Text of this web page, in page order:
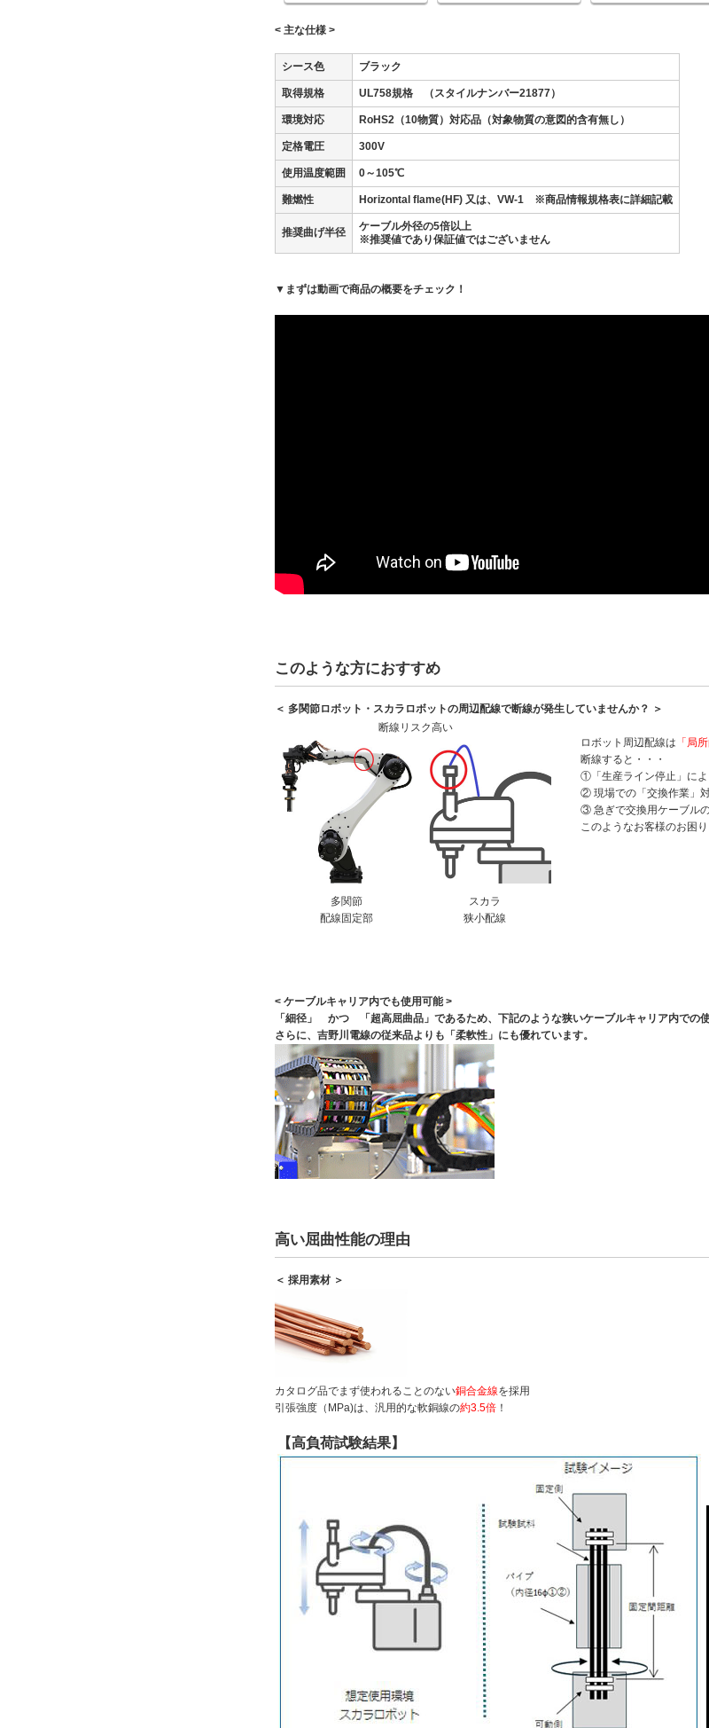
< 主な仕様 >
シース色 ブラック
取得規格 UL758規格 （スタイルナンバー21877）
環境対応 RoHS2（10物質）対応品（対象物質の意図的含有無し）
定格電圧 300V
使用温度範囲 0～105℃
難燃性 Horizontal flame(HF) 又は、VW-1 ※商品情報規格表に詳細記載
推奨曲げ半径
ケーブル外径の5倍以上
※推奨値であり保証値ではございません
▼まずは動画で商品の概要をチェック！
このような方におすすめ
＜ 多関節ロボット・スカラロボットの周辺配線で断線が発生していませんか？ ＞
断線リスク高い
多関節
配線固定部
スカラ
狭小配線
ロボット周辺配線は 「局
断線すると・・・
①「生産ライン停止」に
② 現場での「交換作業」
③ 急ぎで交換用ケーブル
このようなお客様のお困
< ケーブルキャリア内でも使用可能 >
「細径」 かつ 「超高屈曲品」であるため、下記のような狭いケーブルキャリア内での使
さらに、吉野川電線の従来品よりも「柔軟性」にも優れています。
高い屈曲性能の理由
＜ 採用素材 ＞
カタログ品でまず使われることのない銅合金線を採用
引張強度（MPa)は、汎用的な軟銅線の約3.5倍 ！
【高負荷試験結果】